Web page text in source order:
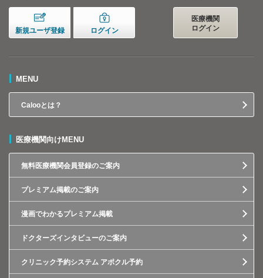
新規ユーザ登録 ログイン
医療機関
ログイン
MENU
Calooとは？
医療機関向けMENU
無料医療機関会員登録のご案内
プレミアム掲載のご案内
漫画でわかるプレミアム掲載
ドクターズインタビューのご案内
クリニック予約システム アポクル予約